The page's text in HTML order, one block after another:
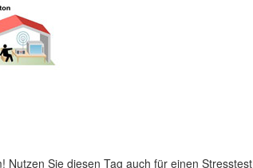
Sie diesen Tag auch für einen Stresstest